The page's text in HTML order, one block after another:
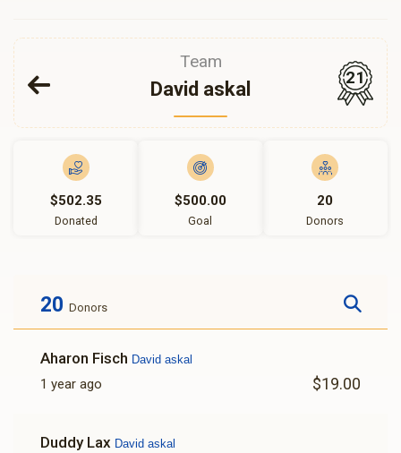
Team
David askal
21
$502.35
Donated
$500.00
Goal
20
Donors
20 Donors
Aharon Fisch David askal
1 year ago $19.00
Duddy Lax David askal